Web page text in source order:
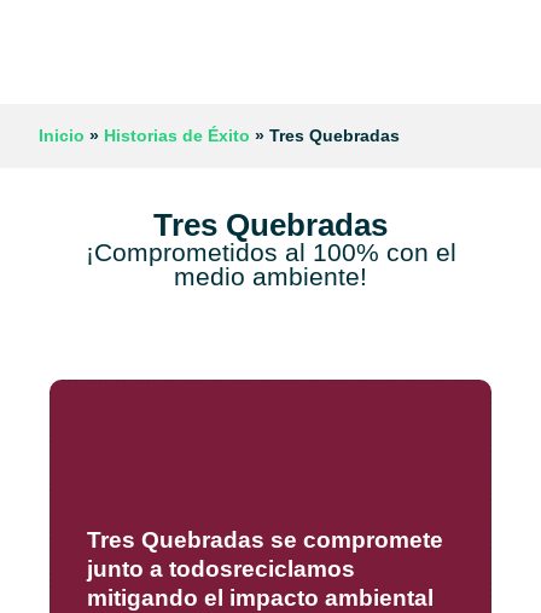
Inicio » Historias de Éxito » Tres Quebradas
Tres Quebradas
¡Comprometidos al 100% con el
medio ambiente!
Tres Quebradas se compromete
junto a todosreciclamos
mitigando el impacto ambiental